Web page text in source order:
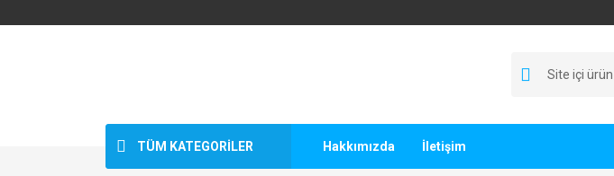
TÜM KATEGORİLER Hakkımızda İletişim